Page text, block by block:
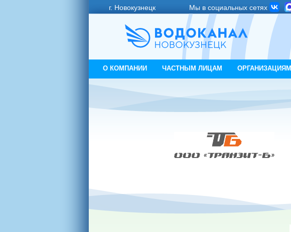
г. Новокузнецк Мы в социальных сетях
О КОМПАНИИ ЧАСТНЫМ ЛИЦАМ ОРГАНИЗАЦИЯМ